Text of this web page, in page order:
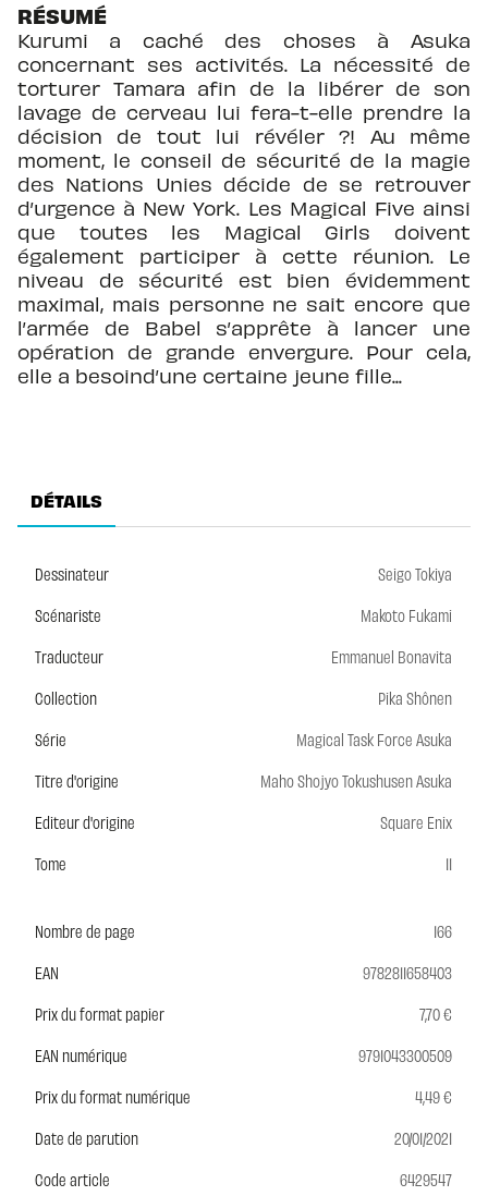
RÉSUMÉ
Kurumi a caché des choses à Asuka
concernant ses activités. La nécessité de
torturer Tamara afin de la libérer de son
lavage de cerveau lui fera-t-elle prendre la
décision de tout lui révéler ?! Au même
moment, le conseil de sécurité de la magie
des Nations Unies décide de se retrouver
d’urgence à New York. Les Magical Five ainsi
que toutes les Magical Girls doivent
également participer à cette réunion. Le
niveau de sécurité est bien évidemment
maximal, mais personne ne sait encore que
l’armée de Babel s’apprête à lancer une
opération de grande envergure. Pour cela,
elle a besoind’une certaine jeune fille...
DÉTAILS
Dessinateur
Seigo Tokiya
Scénariste
Makoto Fukami
Traducteur
Emmanuel Bonavita
Collection
Pika Shônen
Série
Magical Task Force Asuka
Titre d'origine
Maho Shojyo Tokushusen Asuka
Editeur d'origine
Square Enix
Tome
11
Nombre de page
166
EAN
9782811658403
Prix du format papier
7,70 €
EAN numérique
9791043300509
Prix du format numérique
4,49 €
Date de parution
20/01/2021
Code article
6429547